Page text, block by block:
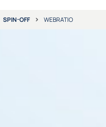
SPIN-OFF WEBRATIO